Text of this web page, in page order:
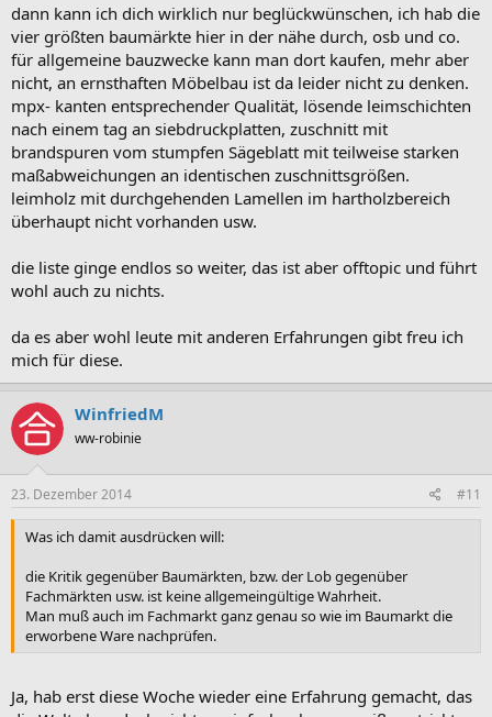
dann kann ich dich wirklich nur beglückwünschen, ich hab die
vier größten baumärkte hier in der nähe durch, osb und co.
für allgemeine bauzwecke kann man dort kaufen, mehr aber
nicht, an ernsthaften Möbelbau ist da leider nicht zu denken.
mpx- kanten entsprechender Qualität, lösende leimschichten
nach einem tag an siebdruckplatten, zuschnitt mit
brandspuren vom stumpfen Sägeblatt mit teilweise starken
maßabweichungen an identischen zuschnittsgrößen.
leimholz mit durchgehenden Lamellen im hartholzbereich
überhaupt nicht vorhanden usw.
die liste ginge endlos so weiter, das ist aber offtopic und führt
wohl auch zu nichts.
da es aber wohl leute mit anderen Erfahrungen gibt freu ich
mich für diese.
WinfriedM
ww-robinie
23. Dezember 2014 #11
Was ich damit ausdrücken will:
die Kritik gegenüber Baumärkten, bzw. der Lob gegenüber
Fachmärkten usw. ist keine allgemeingültige Wahrheit.
Man muß auch im Fachmarkt ganz genau so wie im Baumarkt die
erworbene Ware nachprüfen.
Ja, hab erst diese Woche wieder eine Erfahrung gemacht, das